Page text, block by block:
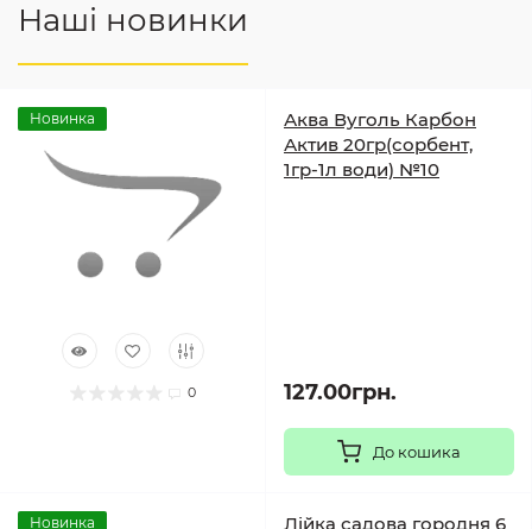
Наші новинки
Новинка
0
Аква Вуголь Карбон
Актив 20гр(сорбент,
1гр-1л води) №10
127.00грн.
До кошика
Новинка Лійка садова городня 6